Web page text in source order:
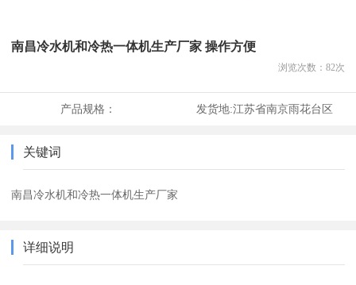
南昌冷水机和冷热一体机生产厂家 操作方便
浏览次数： 82次
产品规格： 发货地:江苏省南京雨花台区
关键词
南昌冷水机和冷热一体机生产厂家
详细说明